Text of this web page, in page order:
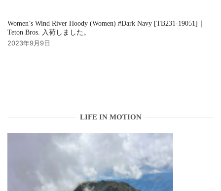
Women’s Wind River Hoody (Women) #Dark Navy [TB231-19051]｜
Teton Bros. 入荷しました。
2023年9月9日
LIFE IN MOTION